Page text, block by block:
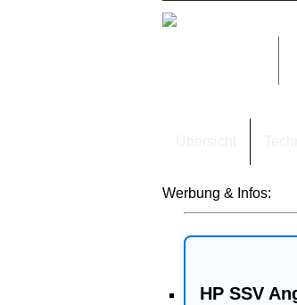
Werbung & Infos:
HP SSV